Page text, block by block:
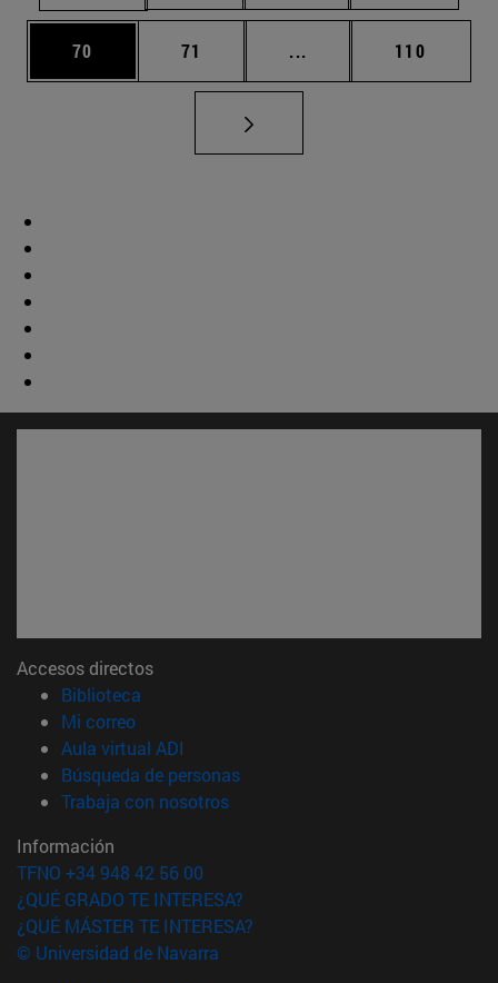
Página
70 Página
71 ... Páginas intermedias
Página
110
Accesos directos
Biblioteca
Mi correo(abre en nueva ventana)
Aula virtual ADI
Búsqueda de personas(abre en nueva ventana)
Trabaja con nosotros(abre en nueva ventana)
Información
TFNO +34 948 42 56 00
¿QUÉ GRADO TE INTERESA?
¿QUÉ MÁSTER TE INTERESA?
© Universidad de Navarra